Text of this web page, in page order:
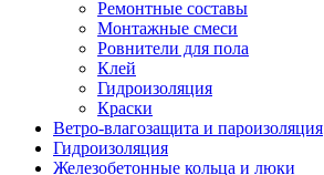
Ремонтные составы
Монтажные смеси
Ровнители для пола
Клей
Гидроизоляция
Краски
Ветро-влагозащита и пароизоляция
Гидроизоляция
Железобетонные кольца и люки